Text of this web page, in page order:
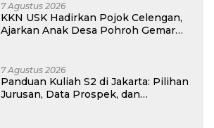
7 Agustus 2026
KKN USK Hadirkan Pojok Celengan,
Ajarkan Anak Desa Pohroh Gemar
7 Agustus 2026
Panduan Kuliah S2 di Jakarta: Pilihan
Jurusan, Data Prospek, dan